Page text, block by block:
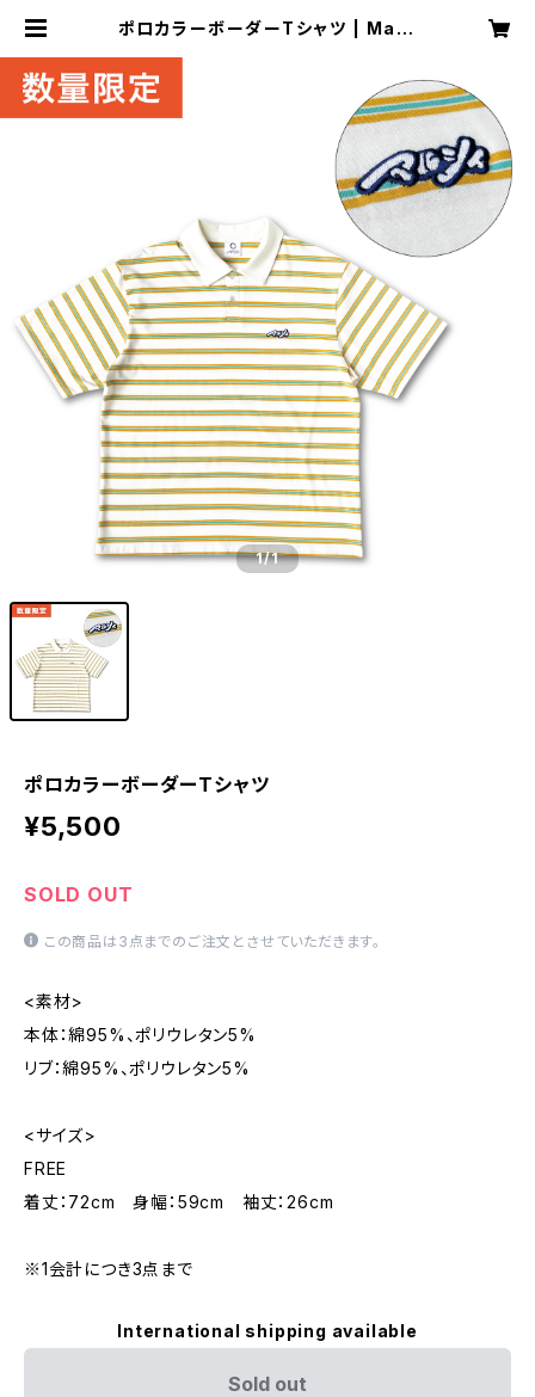
ポロカラーボーダーTシャツ | Marc
1/1
ポロカラーボーダーTシャツ
¥5,500
SOLD OUT
この商品は3点までのご注文とさせていただきます。
<素材>
本体：綿95%、ポリウレタン5%
リブ：綿95%、ポリウレタン5%
<サイズ>
FREE
着丈：72cm 身幅：59cm 袖丈：26cm
※1会計につき3点まで
International shipping available
Sold out